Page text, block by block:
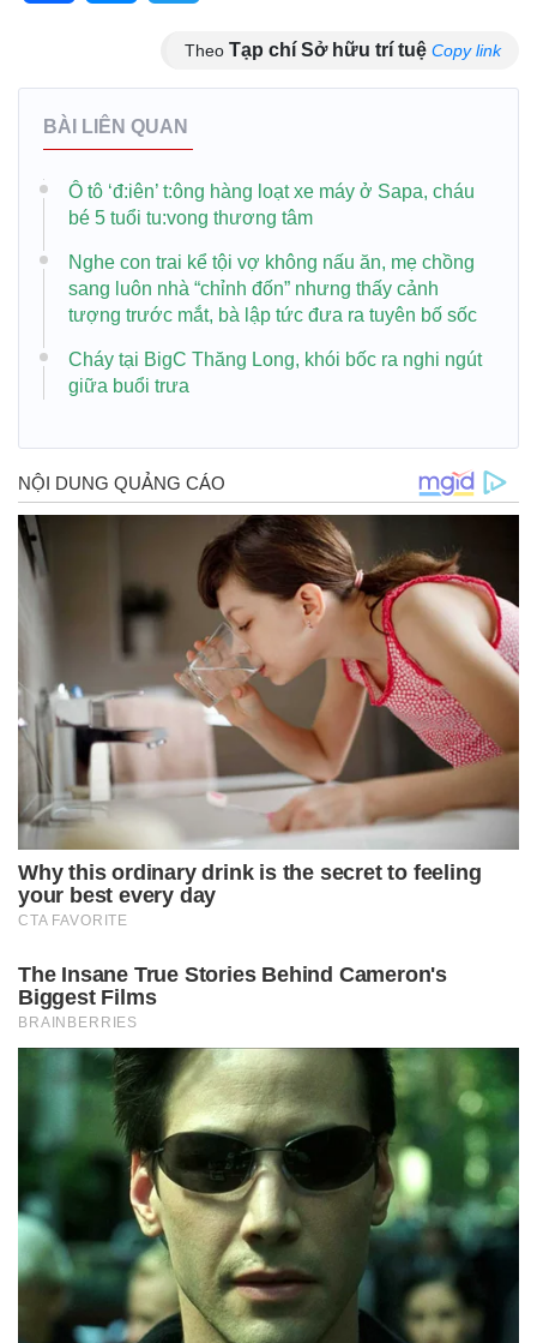
Theo Tạp chí Sở hữu trí tuệ Copy link
BÀI LIÊN QUAN
Ô tô ‘đ:iên’ t:ông hàng loạt xe máy ở Sapa, cháu
bé 5 tuổi tu:vong thương tâm
Nghe con trai kể tội vợ không nấu ăn, mẹ chồng
sang luôn nhà “chỉnh đốn” nhưng thấy cảnh
tượng trước mắt, bà lập tức đưa ra tuyên bố sốc
Cháy tại BigC Thăng Long, khói bốc ra nghi ngút
giữa buổi trưa